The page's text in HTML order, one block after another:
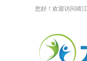
您好！欢迎访问靖